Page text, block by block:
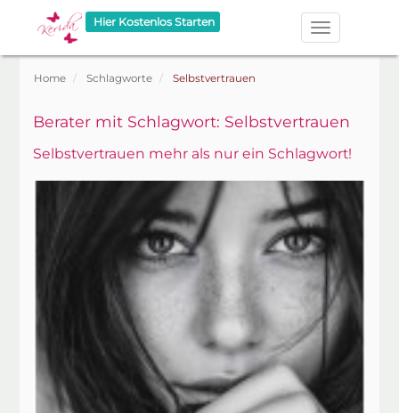
Hier Kostenlos Starten
Home Schlagworte Selbstvertrauen
Berater mit Schlagwort: Selbstvertrauen
Selbstvertrauen mehr als nur ein Schlagwort!